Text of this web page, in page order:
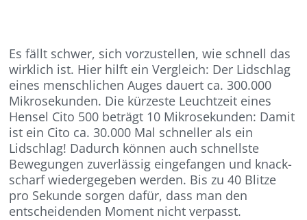
Es fällt schwer, sich vorzustellen, wie schnell das
wirklich ist. Hier hilft ein Vergleich: Der Lidschlag
eines menschlichen Auges dauert ca. 300.000
Mikrosekunden. Die kürzeste Leuchtzeit eines
Hensel Cito 500 beträgt 10 Mikrosekunden: Damit
ist ein Cito ca. 30.000 Mal schneller als ein
Lidschlag! Dadurch können auch schnellste
Bewegungen zuverlässig eingefangen und knack-
scharf wiedergegeben werden. Bis zu 40 Blitze
pro Sekunde sorgen dafür, dass man den
entscheidenden Moment nicht verpasst.